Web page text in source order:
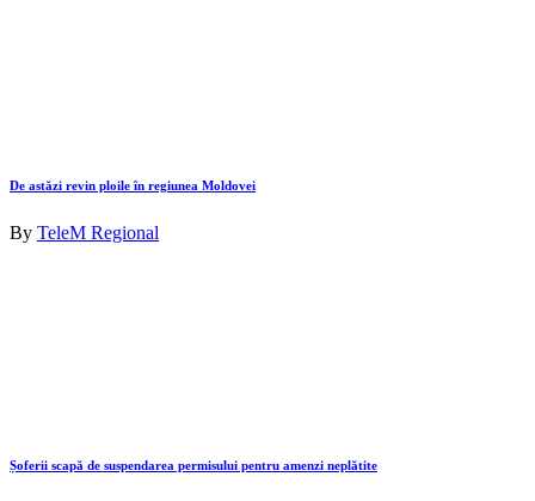
De astăzi revin ploile în regiunea Moldovei
By TeleM Regional
Șoferii scapă de suspendarea permisului pentru amenzi neplătite